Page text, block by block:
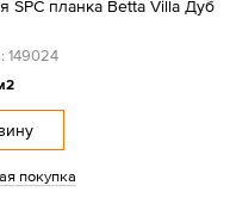
SPC планка Betta Villa Дуб
149024
покупка